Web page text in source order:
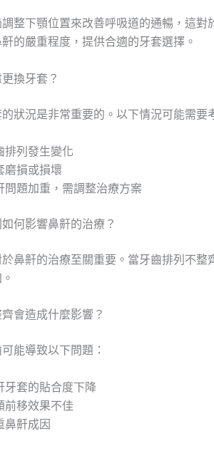
調整下顎位置來改善呼吸道的通暢，這
的嚴重程度，提供合適的牙套選擇。
換牙套？
狀況是非常重要的。以下情況可能需要
排列發生變化
磨損或損壞
問題加重，需調整治療方案
何影響鼻鼾的治療？
鼻鼾的治療至關重要。當牙齒排列不
會造成什麼影響？
能導致以下問題：
牙套的貼合度下降
前移效果不佳
鼻鼾成因